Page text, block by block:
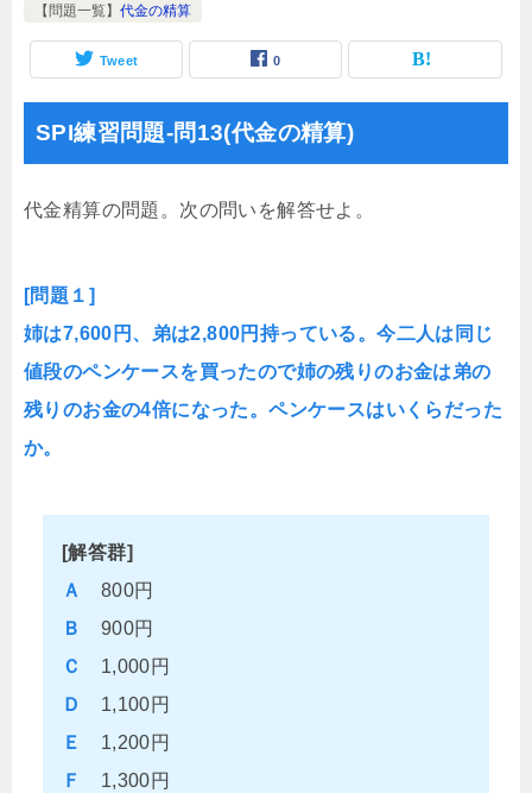
【問題一覧】 代金の精算
Tweet 0
SPI練習問題-問13(代金の精算)
代金精算の問題。次の問いを解答せよ。
[問題１]
姉は7,600円、弟は2,800円持っている。今二人は同じ
値段のペンケースを買ったので姉の残りのお金は弟の
残りのお金の4倍になった。ペンケースはいくらだった
か。
[解答群]
Ａ
800円
Ｂ
900円
Ｃ
1,000円
Ｄ
1,100円
Ｅ
1,200円
Ｆ
1,300円